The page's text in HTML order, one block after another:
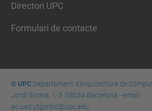
Directori UPC
Formulari de contacte
© UPCDepartament d'Arquitectura de
Jordi Girona, 1-3. 08034 Barcelona - email:
ac.usd.utgcntic@upc.edu